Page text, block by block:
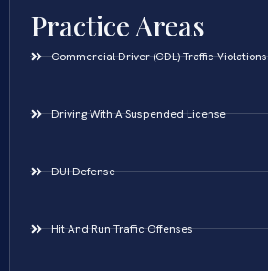
Practice Areas
Commercial Driver (CDL) Traffic Violations
Driving With A Suspended License
DUI Defense
Hit And Run Traffic Offenses